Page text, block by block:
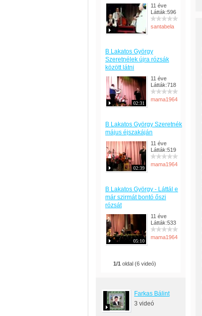
11 éve
Látták:596
santabela
B Lakatos György
Szeretnélek újra rózsák
között látni
02:31
11 éve
Látták:718
mama1964
B Lakatos György Szeretnék
május éjszakáján
02:39
11 éve
Látták:519
mama1964
B Lakatos György - Láttál e
már szirmát bontó őszi
rózsát
05:10
11 éve
Látták:533
mama1964
1/1 oldal (6 videó)
Farkas Bálint
3 videó